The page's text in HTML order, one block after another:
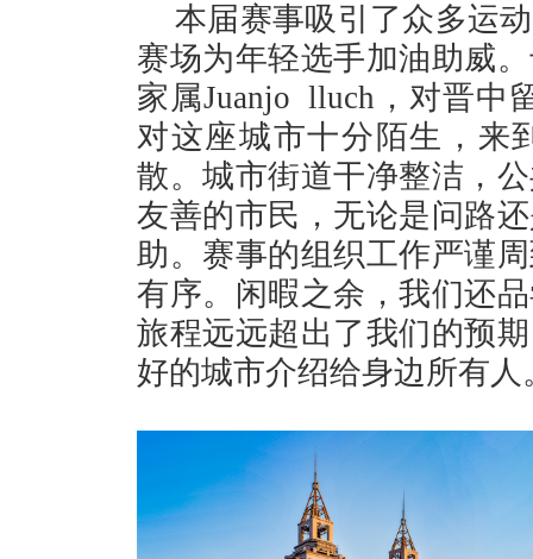
本届赛事吸引了众多运
赛场为年轻选手加油助威
家属Juanjo lluch，对晋中
对这座城市十分陌生，来
散。城市街道干净整洁，
友善的市民，无论是问路
助。赛事的组织工作严谨
有序。闲暇之余，我们还
旅程远远超出了我们的预
好的城市介绍给身边所有人